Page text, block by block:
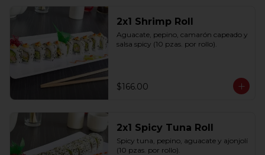
2x1 Shrimp Roll
Aguacate, pepino, camarón capeado y
salsa spicy (10 pzas. por rollo).
$166.00
2x1 Spicy Tuna Roll
Spicy tuna, pepino, aguacate y ajonjolí
(10 pzas. por rollo).